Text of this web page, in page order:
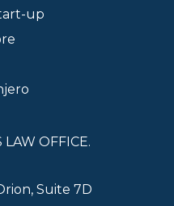
up
LAW OFFICE.
Suite 7D